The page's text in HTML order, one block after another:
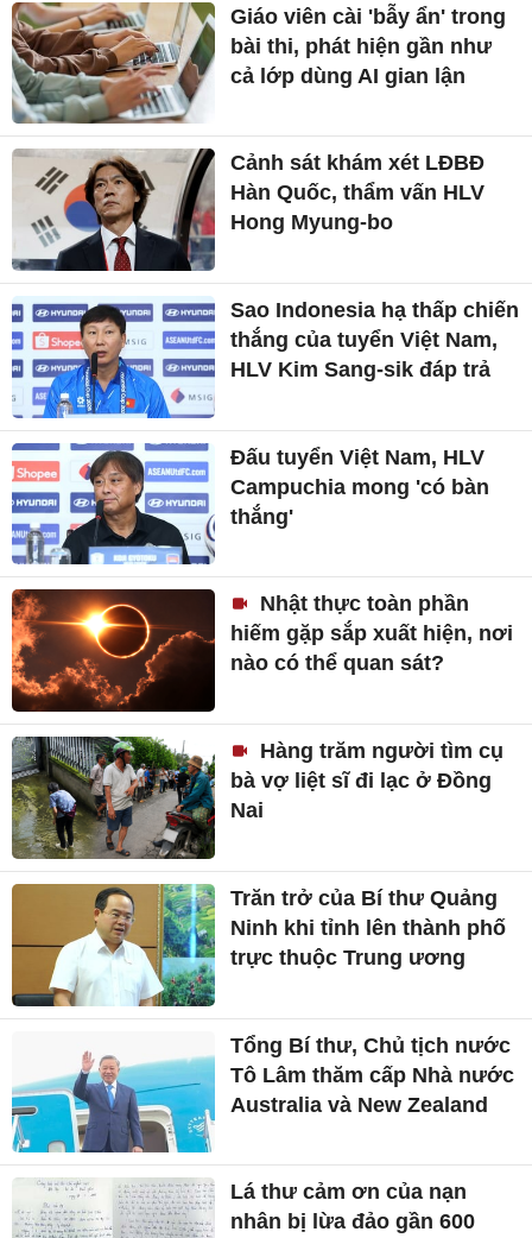
Giáo viên cài 'bẫy ẩn' trong
bài thi, phát hiện gần như
cả lớp dùng AI gian lận
Cảnh sát khám xét LĐBĐ
Hàn Quốc, thẩm vấn HLV
Hong Myung-bo
Sao Indonesia hạ thấp chiến
thắng của tuyển Việt Nam,
HLV Kim Sang-sik đáp trả
Đấu tuyển Việt Nam, HLV
Campuchia mong 'có bàn
thắng'
Nhật thực toàn phần
hiếm gặp sắp xuất hiện, nơi
nào có thể quan sát?
Hàng trăm người tìm cụ
bà vợ liệt sĩ đi lạc ở Đồng
Nai
Trăn trở của Bí thư Quảng
Ninh khi tỉnh lên thành phố
trực thuộc Trung ương
Tổng Bí thư, Chủ tịch nước
Tô Lâm thăm cấp Nhà nước
Australia và New Zealand
Lá thư cảm ơn của nạn
nhân bị lừa đảo gần 600